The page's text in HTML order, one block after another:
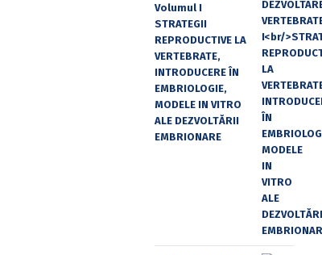
Volumul I
STRATEGII
REPRODUCTIVE LA
VERTEBRATE,
INTRODUCERE ÎN
EMBRIOLOGIE,
MODELE IN VITRO
ALE DEZVOLTĂRII
EMBRIONARE